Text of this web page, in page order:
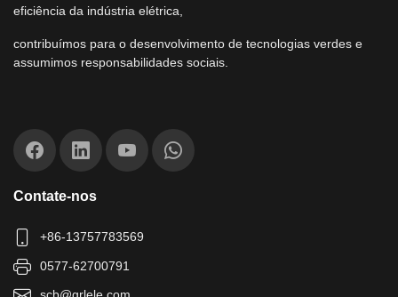
eficiência da indústria elétrica,
contribuímos para o desenvolvimento de tecnologias verdes e
assumimos responsabilidades sociais.
Contate-nos
+86-13757783569
0577-62700791